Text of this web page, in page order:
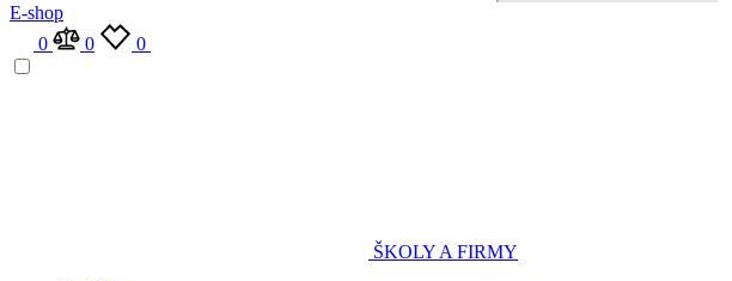
E-shop
0
0 0
ŠKOLY A FIRMY